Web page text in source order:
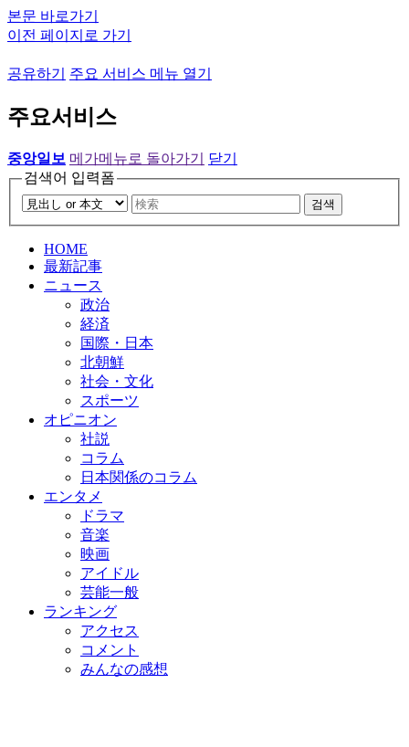
본문 바로가기
이전 페이지로 가기
공유하기 주요 서비스 메뉴 열기
주요서비스
중앙일보 메가메뉴로 돌아가기
닫기
검색어 입력폼
검색
HOME
最新記事
ニュース
政治
経済
国際・日本
北朝鮮
社会・文化
スポーツ
オピニオン
社説
コラム
日本関係のコラム
エンタメ
ドラマ
音楽
映画
アイドル
芸能一般
ランキング
アクセス
コメント
みんなの感想